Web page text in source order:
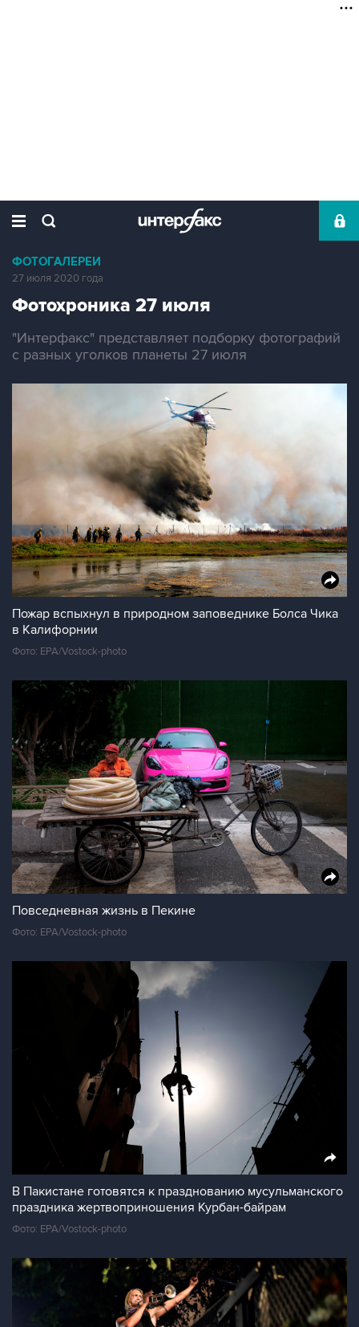
ФОТОГАЛЕРЕИ
27 июля 2020 года
Фотохроника 27 июля
"Интерфакс" представляет подборку фотографий
с разных уголков планеты 27 июля
Пожар вспыхнул в природном заповеднике Болса Чика
в Калифорнии
Фото: EPA/Vostock-photo
Повседневная жизнь в Пекине
Фото: EPA/Vostock-photo
В Пакистане готовятся к празднованию мусульманского
праздника жертвоприношения Курбан-байрам
Фото: EPA/Vostock-photo